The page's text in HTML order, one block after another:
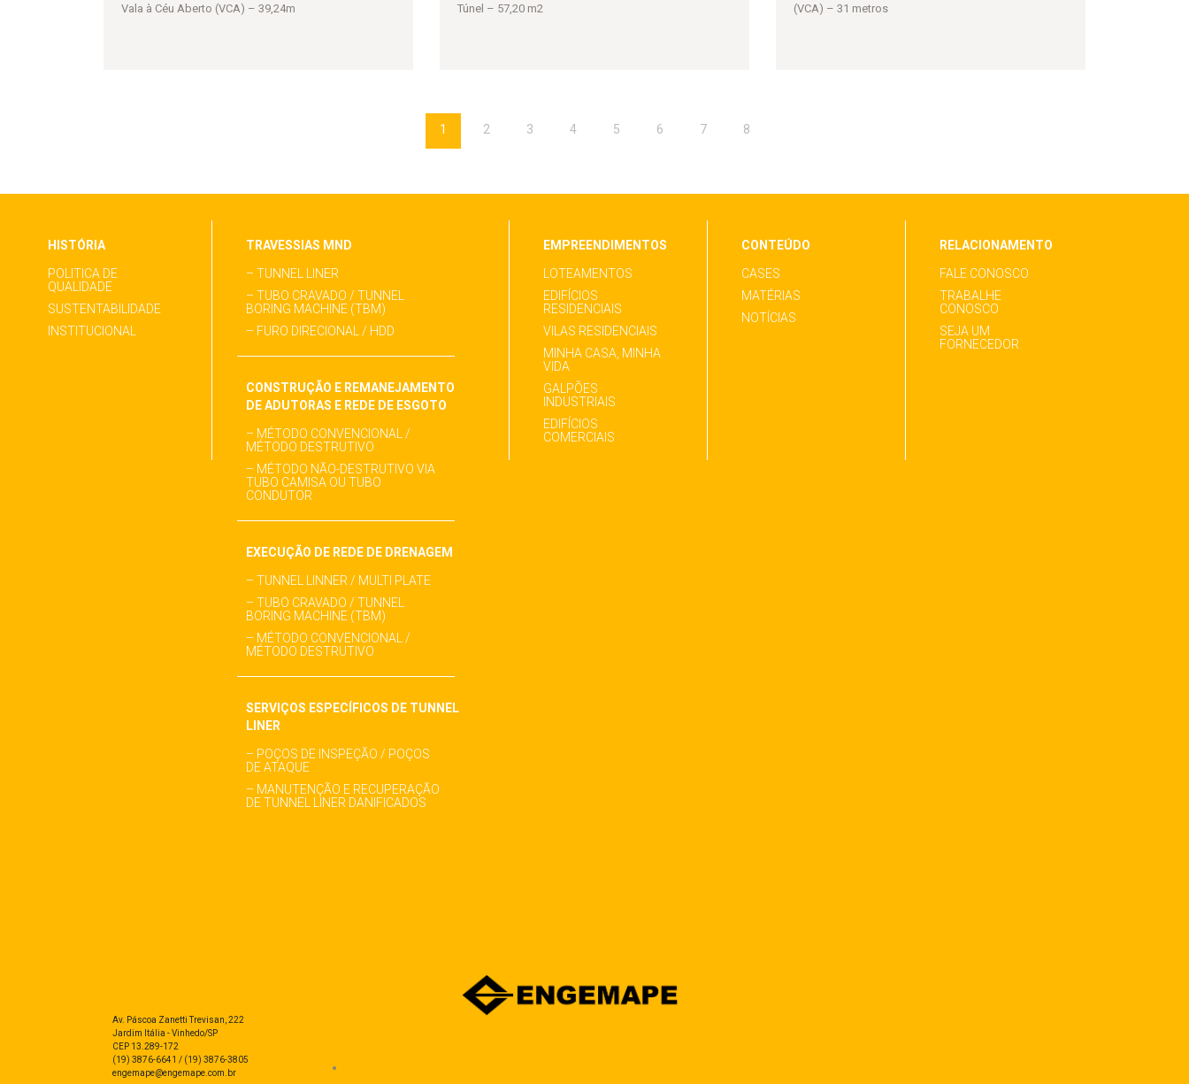
Vala à Céu Aberto (VCA) – 39,24m
Túnel – 57,20 m2
(VCA) – 31 metros
1 2 3 4 5 6 7 8
HISTÓRIA
POLITICA DE
QUALIDADE
SUSTENTABILIDADE
INSTITUCIONAL
TRAVESSIAS MND
– TUNNEL LINER
– TUBO CRAVADO / TUNNEL
BORING MACHINE (TBM)
– FURO DIRECIONAL / HDD
CONSTRUÇÃO E REMANEJAMENTO
DE ADUTORAS E REDE DE ESGOTO
– MÉTODO CONVENCIONAL /
MÉTODO DESTRUTIVO
– MÉTODO NÃO-DESTRUTIVO VIA
TUBO CAMISA OU TUBO
CONDUTOR
EXECUÇÃO DE REDE DE DRENAGEM
– TUNNEL LINNER / MULTI PLATE
– TUBO CRAVADO / TUNNEL
BORING MACHINE (TBM)
– MÉTODO CONVENCIONAL /
MÉTODO DESTRUTIVO
SERVIÇOS ESPECÍFICOS DE TUNNEL
LINER
– POÇOS DE INSPEÇÃO / POÇOS
DE ATAQUE
– MANUTENÇÃO E RECUPERAÇÃO
DE TUNNEL LINER DANIFICADOS
EMPREENDIMENTOS
LOTEAMENTOS
EDIFÍCIOS
RESIDENCIAIS
VILAS RESIDENCIAIS
MINHA CASA, MINHA
VIDA
GALPÕES
INDUSTRIAIS
EDIFÍCIOS
COMERCIAIS
CONTEÚDO
CASES
MATÉRIAS
NOTÍCIAS
RELACIONAMENTO
FALE CONOSCO
TRABALHE
CONOSCO
SEJA UM
FORNECEDOR
Av. Páscoa Zanetti Trevisan, 222
Jardim Itália - Vinhedo/SP
CEP 13.289-172
(19) 3876-6641 / (19) 3876-3805
engemape@engemape.com.br